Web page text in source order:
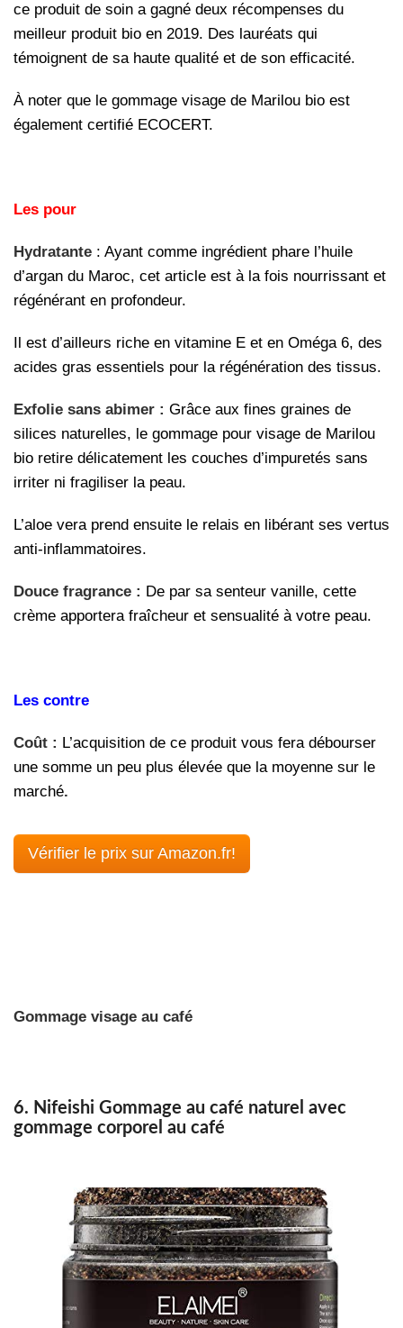
ce produit de soin a gagné deux récompenses du
meilleur produit bio en 2019. Des lauréats qui
témoignent de sa haute qualité et de son efficacité.
À noter que le gommage visage de Marilou bio est
également certifié ECOCERT.
Les pour
Hydratante : Ayant comme ingrédient phare l’huile
d’argan du Maroc, cet article est à la fois nourrissant et
régénérant en profondeur.
Il est d’ailleurs riche en vitamine E et en Oméga 6, des
acides gras essentiels pour la régénération des tissus.
Exfolie sans abimer : Grâce aux fines graines de
silices naturelles, le gommage pour visage de Marilou
bio retire délicatement les couches d’impuretés sans
irriter ni fragiliser la peau.
L’aloe vera prend ensuite le relais en libérant ses vertus
anti-inflammatoires.
Douce fragrance : De par sa senteur vanille, cette
crème apportera fraîcheur et sensualité à votre peau.
Les contre
Coût : L’acquisition de ce produit vous fera débourser
une somme un peu plus élevée que la moyenne sur le
marché.
Vérifier le prix sur Amazon.fr!
Gommage visage au café
6. Nifeishi Gommage au café naturel avec
gommage corporel au café